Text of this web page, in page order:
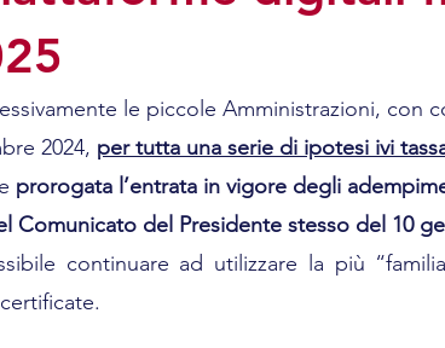
le piccole Amministrazioni, con
2024, per tutta una serie di ipotesi ivi
prorogata l’entrata in vigore degli
Comunicato del Presidente stesso del 10
continuare ad utilizzare la più